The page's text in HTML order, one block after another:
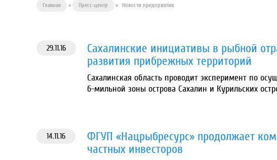
Главная » Пресс-центр » Новости предприятия
29.11.16
Сахалинские инициативы в рыбной
развития прибрежных территорий
Сахалинская область проводит эксперимент по
6-мильной зоны острова Сахалин и Курильских
14.11.16
ФГУП «Нацрыбресурс» продолжает
частных инвесторов